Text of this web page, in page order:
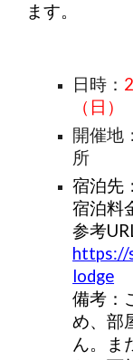
ます。
日時：
（日）
開催地
所
宿泊先
宿泊料
参考
https://
lodge
備考：
め、部
ん。ま